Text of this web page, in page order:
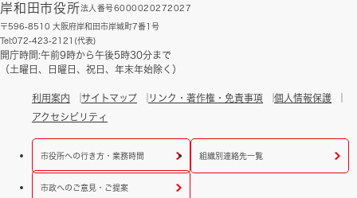
岸和田市役所法人番号6000020272027
〒596-8510 大阪府岸和田市岸城町7番1号
Tel:072-423-2121(代表)
開庁時間:午前9時から午後5時30分まで
（土曜日、日曜日、祝日、年末年始除く）
利用案内 サイトマップ リンク・著作権・免責事項
個人情報保護
アクセシビリティ
市役所への行き方・業務時間 組織別連絡先一覧
市政へのご意見・ご提案